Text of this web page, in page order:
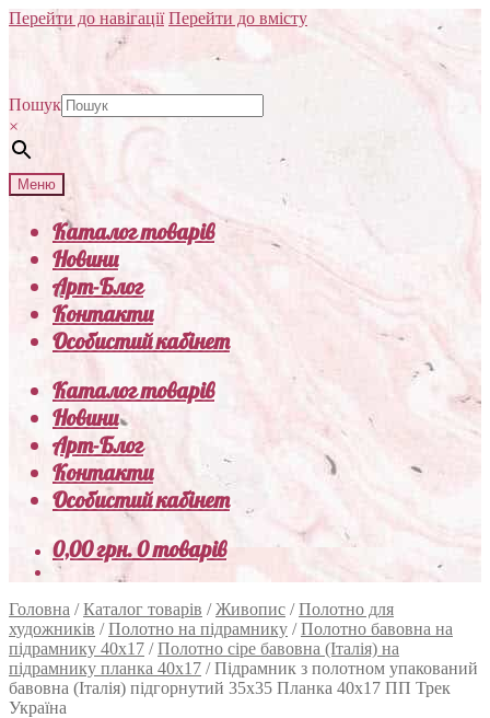
Перейти до навігації Перейти до вмісту
Пошук
×
Меню
Каталог товарів
Новини
Арт-Блог
Контакти
Особистий кабінет
Каталог товарів
Новини
Арт-Блог
Контакти
Особистий кабінет
0,00грн.0 товарів
Головна /Каталог товарів /Живопис /Полотно для
художників /Полотно на підрамнику /Полотно бавовна на
підрамнику 40х17 /Полотно сіре бавовна (Італія) на
підрамнику планка 40х17 /Підрамник з полотном упакований
бавовна (Італія) підгорнутий 35х35 Планка 40х17 ПП Трек
Україна